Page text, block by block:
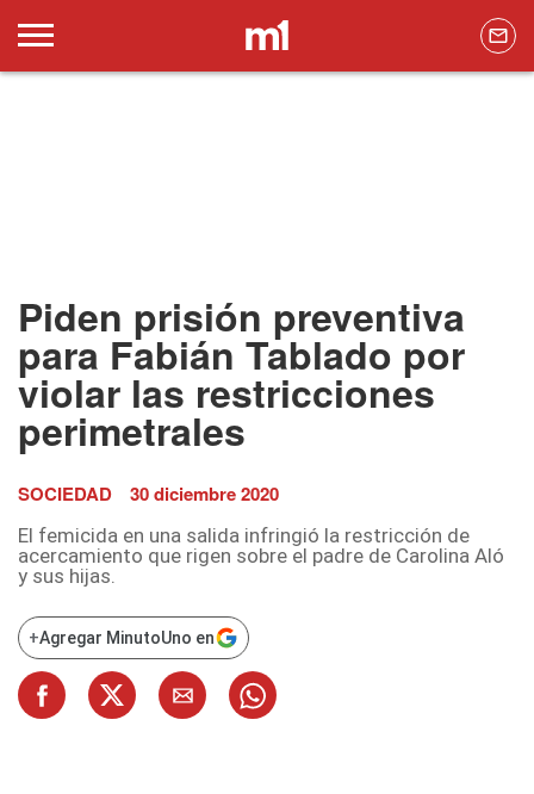
Piden prisión preventiva
para Fabián Tablado por
violar las restricciones
perimetrales
SOCIEDAD 30 diciembre 2020
El femicida en una salida infringió la restricción de
acercamiento que rigen sobre el padre de Carolina Aló
y sus hijas.
+Agregar MinutoUno en